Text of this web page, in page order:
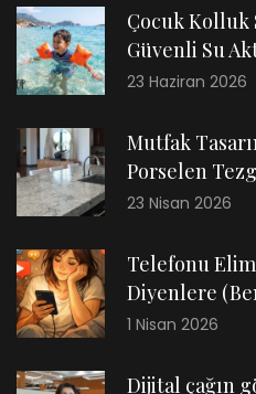
Çocuk Kolluk
Güvenli Su
23 Haziran 2026
Mutfak
Porselen
23 Nisan 2026
Telefonu
Diyenlere
1 Nisan 2026
Dijital çağın